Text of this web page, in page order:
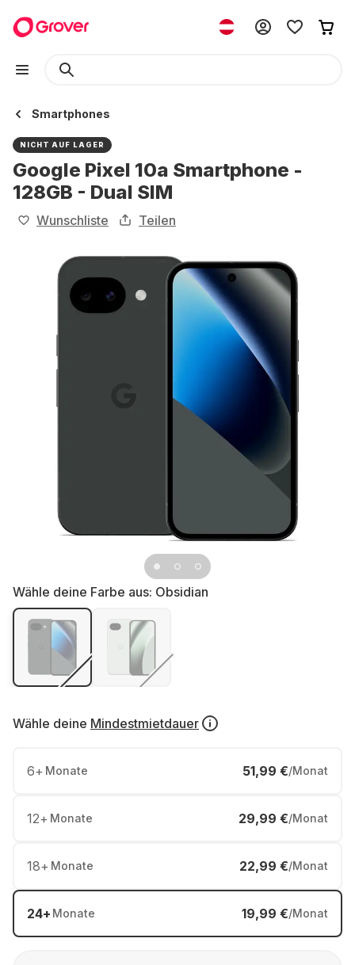
Smartphones
NICHT AUF LAGER
Google Pixel 10a Smartphone -
128GB - Dual SIM
Wunschliste Teilen
Wähle deine Farbe aus: Obsidian
Wähle deine Mindestmietdauer
6+ Monate 51,99 €/Monat
12+ Monate 29,99 €/Monat
18+ Monate 22,99 €/Monat
24+ Monate 19,99 €/Monat